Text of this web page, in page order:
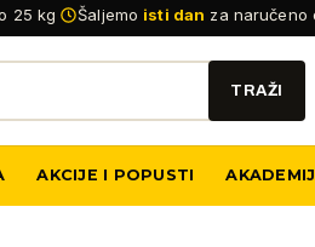
25 kg Šaljemo isti dan za naručeno
AKCIJE I POPUSTI